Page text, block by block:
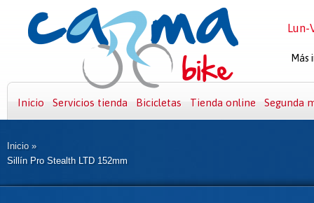
Inicio Servicios tienda Bicicletas Tienda online Segunda
Inicio »
Sillín Pro Stealth LTD 152mm
Lun-
Más